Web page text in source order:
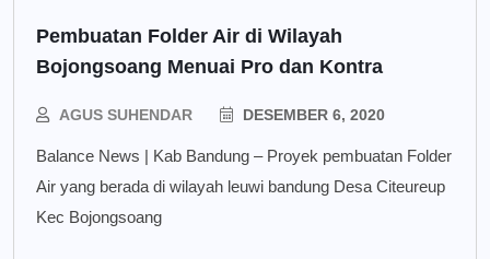
Pembuatan Folder Air di Wilayah
Bojongsoang Menuai Pro dan Kontra
AGUS SUHENDAR DESEMBER 6, 2020
Balance News | Kab Bandung – Proyek pembuatan Folder
Air yang berada di wilayah leuwi bandung Desa Citeureup
Kec Bojongsoang